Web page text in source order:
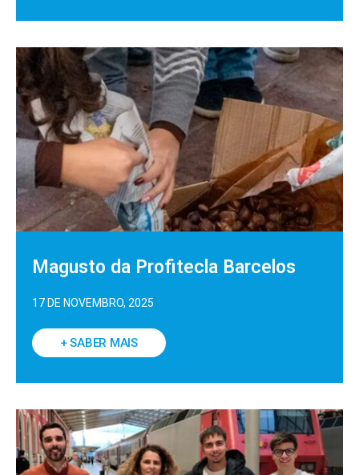
Magusto da Profitecla Barcelos
17 DE NOVEMBRO, 2025
+ SABER MAIS